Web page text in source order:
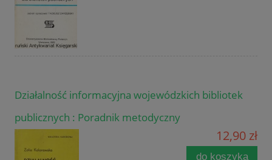
Działalność informacyjna wojewódzkich bibliotek
publicznych : Poradnik metodyczny
12,90 zł
do koszyka